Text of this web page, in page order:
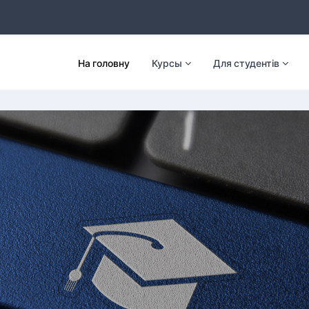
На головну
Курсы Для студентів